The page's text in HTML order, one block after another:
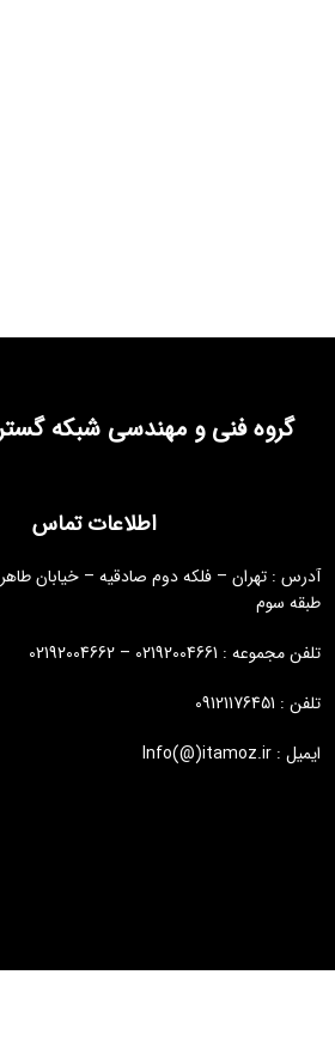
گروه فنی و مهندسی شبکه
اطلاعات تماس
طبقه سوم
تلفن مجموعه : 02192004661 – 02192004662
تلفن : 09121176451
ایمیل : Info(@)itamoz.ir